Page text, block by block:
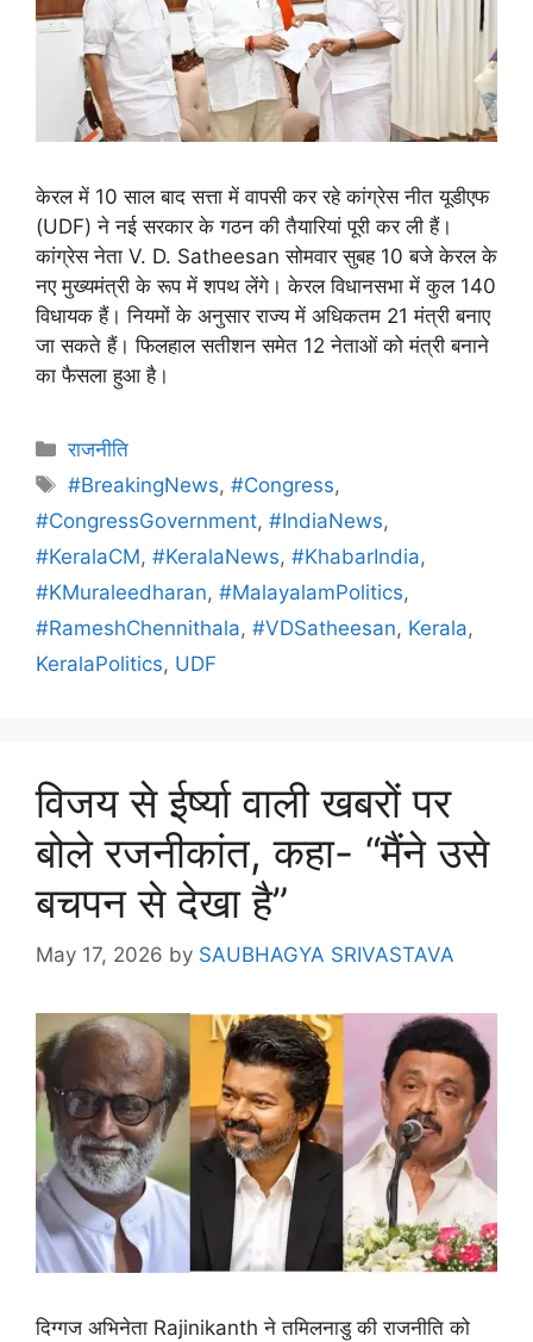
केरल में 10 साल बाद सत्ता में वापसी कर रहे कांग्रेस नीत यूडीएफ
(UDF) ने नई सरकार के गठन की तैयारियां पूरी कर ली हैं।
कांग्रेस नेता V. D. Satheesan सोमवार सुबह 10 बजे केरल के
नए मुख्यमंत्री के रूप में शपथ लेंगे। केरल विधानसभा में कुल 140
विधायक हैं। नियमों के अनुसार राज्य में अधिकतम 21 मंत्री बनाए
जा सकते हैं। फिलहाल सतीशन समेत 12 नेताओं को मंत्री बनाने
का फैसला हुआ है।
राजनीति
#BreakingNews,#Congress,
#CongressGovernment, #IndiaNews,
#KeralaCM, #KeralaNews, #KhabarIndia,
#KMuraleedharan, #MalayalamPolitics,
#RameshChennithala, #VDSatheesan, Kerala,
KeralaPolitics, UDF
विजय से ईर्ष्या वाली खबरों पर
बोले रजनीकांत, कहा- “मैंने उसे
बचपन से देखा है”
May 17, 2026 by SAUBHAGYA SRIVASTAVA
दिग्गज अभिनेता Rajinikanth ने तमिलनाडु की राजनीति को